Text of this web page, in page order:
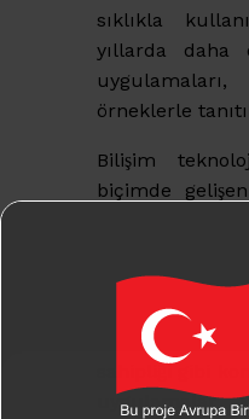
sıklıkla
yıllarda daha
örneklerle
Bilişim
biçimde
farklı
Fakat
teknoloji
sahipliği gibi
uygulamalar